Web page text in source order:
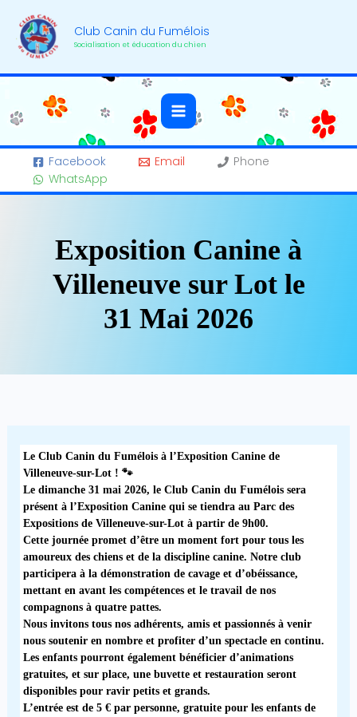
contenu
Club Canin du Fumélois
Socialisation et éducation du chien
Facebook Email
Phone
WhatsApp
Exposition Canine à
Villeneuve sur Lot le
31 Mai 2026
Le Club Canin du Fumélois à l’Exposition Canine de
Villeneuve-sur-Lot ! 🐾
Le dimanche 31 mai 2026, le Club Canin du Fuméloissera
présent à l’Exposition Caninequi se tiendra au Parc des
Expositions de Villeneuve-sur-Lotà partir de 9h00.
Cette journée promet d’être un moment fort pour tous les
amoureux des chiens et de la discipline canine. Notre club
participera à la démonstration de cavage et d’obéissance,
mettant en avant les compétences et le travail de nos
compagnons à quatre pattes.
Nous invitons tous nos adhérents, amis et passionnés à venir
nous soutenir en nombreet profiter d’un spectacle en continu.
Les enfants pourront également bénéficier d’animations
gratuites, et sur place, une buvette et restaurationseront
disponibles pour ravir petits et grands.
L’entrée est de 5 € par personne, gratuite pour les enfants de